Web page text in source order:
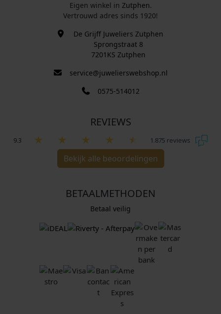
Eigen winkel in Zutphen.
Vertrouwd adres sinds 1920!
De Grijff Juweliers Zutphen
Sprongstraat 8
7201KS Zutphen
service@juwelierswebshop.nl
0575-514012
REVIEWS
9.3 1.875 reviews
Bekijk alle beoordelingen
BETAALMETHODEN
Betaal veilig